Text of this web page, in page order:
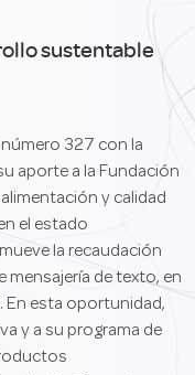
sustentable
327 con la
aporte a la Fundación
y calidad
el estado
la recaudación
mensajería de texto, en
En esta oportunidad,
y a su programa de